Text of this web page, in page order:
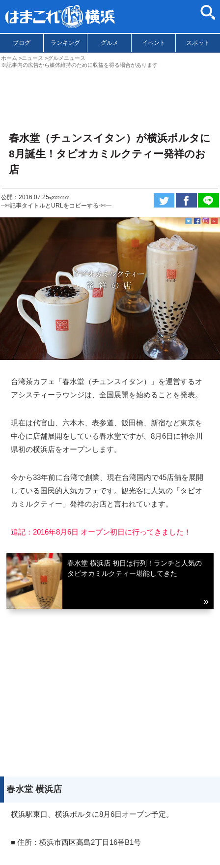
ブログ ランキング グルメ イベント スポット
ホーム ニュース
グルメニュース
※記事内の広告から媒体維持のために収益を得る場合があります
春水堂（チュンスイタン）が横浜ポルタに
8月誕生！タピオカミルクティー発祥のお
店
公開：2016.07.25ಇ2022.02.08
--✄記事タイトルとURLをコピーする-✄—
台湾茶カフェ「春水堂（チュンスイタン）」を運営するオ
アシスティーラウンジは、全国展開を始めることを発表。
現在は代官山、六本木、表参道、飯田橋、新宿など東京を
中心に店舗展開をしている春水堂ですが、8月6日に神奈川
県初の横浜店をオープンします。
今から33年前に台湾で創業、現在台湾国内で45店舗を展開
している国民的人気カフェです。観光客に人気の「タピオ
カミルクティー」発祥のお店と言われています。
追記：2016年8月6日 オープン初日に行ってきました！
春水堂 横浜店 初日は行列！ランチと人気の
タピオカミルクティー堪能してきた
春水堂 横浜店
横浜駅東口、横浜ポルタに8月6日オープン予定。
■ 住所：横浜市西区高島2丁目16番B1号